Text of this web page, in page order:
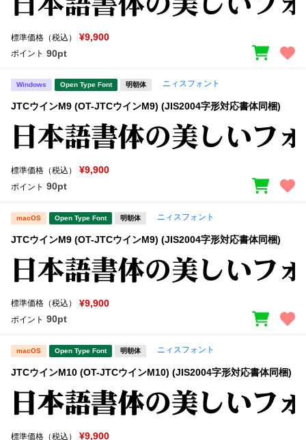
標準価格（税込） ¥9,900
ポイント 90pt
Windows Open Type Font 明朝体 ニィスフォント
JTCウインM9 (OT-JTCウインM9) (JIS2004字形対応書体同梱)
標準価格（税込） ¥9,900
ポイント 90pt
macOS Open Type Font 明朝体 ニィスフォント
JTCウインM9 (OT-JTCウインM9) (JIS2004字形対応書体同梱)
標準価格（税込） ¥9,900
ポイント 90pt
macOS Open Type Font 明朝体 ニィスフォント
JTCウインM10 (OT-JTCウインM10) (JIS2004字形対応書体同梱)
標準価格（税込） ¥9,900